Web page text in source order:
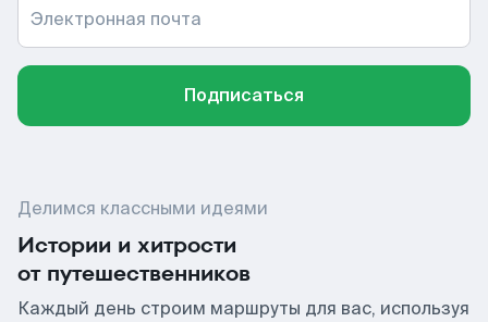
Электронная почта
Подписаться
Делимся классными идеями
Истории и хитрости
от путешественников
Каждый день строим маршруты для вас, используя